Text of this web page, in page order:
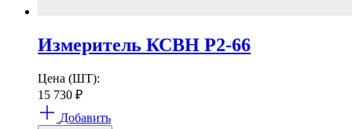
Измеритель КСВН Р2-66
Цена (ШТ):
15 730 ₽
Добавить